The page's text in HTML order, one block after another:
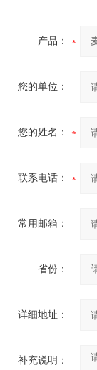
产品：
您的单位：
您的姓名：
联系电话：
常用邮箱：
省份：
详细地址：
补充说明：